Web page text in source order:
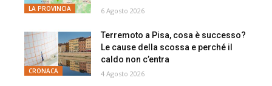
LA PROVINCIA 6 Agosto 2026
CRONACA
Terremoto a Pisa, cosa è successo?
Le cause della scossa e perché il
caldo non c’entra
4 Agosto 2026